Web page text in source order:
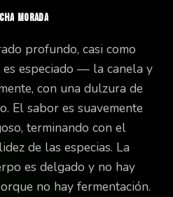
MORADA
profundo, casi como
especiado — la canela y
con una dulzura de
El sabor es suavemente
terminando con el
de las especias. La
es delgado y no hay
no hay fermentación.